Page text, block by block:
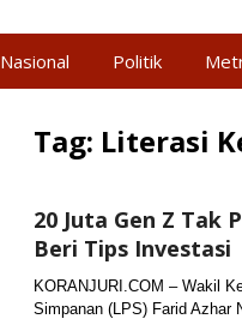
Nasional Politik
Tag: Literasi
20 Juta Gen Z Tak
Beri Tips Investasi
KORANJURI.COM – Wakil
Simpanan (LPS) Farid Azhar